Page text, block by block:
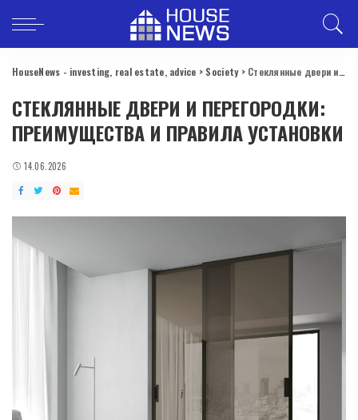
HouseNews - investing, real estate, advice > Society> Стеклянные двери и перегородки: преимущества и правила установки
СТЕКЛЯННЫЕ ДВЕРИ И ПЕРЕГОРОДКИ:
ПРЕИМУЩЕСТВА И ПРАВИЛА УСТАНОВКИ
14.06.2026